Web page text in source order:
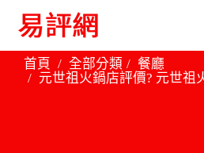
首頁 全部分類
餐廳
元世祖火鍋店評價? 元世祖